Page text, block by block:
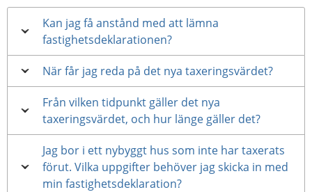
Kan jag få anstånd med att lämna
fastighetsdeklarationen?
När får jag reda på det nya taxeringsvärdet?
Från vilken tidpunkt gäller det nya
taxeringsvärdet, och hur länge gäller det?
Jag bor i ett nybyggt hus som inte har taxerats
förut. Vilka uppgifter behöver jag skicka in med
min fastighetsdeklaration?